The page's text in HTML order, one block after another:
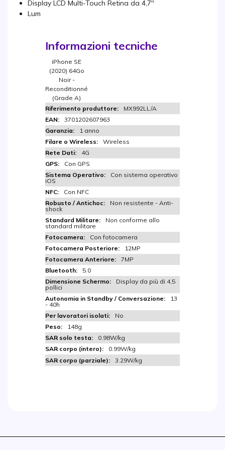
Display LCD Multi-Touch Retina da 4,7''
Lum
Informazioni tecniche
iPhone SE
(2020) 64Go
Noir -
Reconditionné
(Grade A)
MX992LL/A
3701202607963
1 anno
Wireless
4G
Con GPS
Con sistema operativo
iOS
Con NFC
Non resistente - Anti-
shock
Non conforme allo
standard militare
Con fotocamera
12MP
7MP
5.0
Display da più di 4,5
pollici
13
- 40h
No
148g
0.98W/kg
0.99W/kg
3.29W/kg